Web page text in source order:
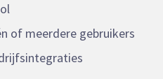
of meerdere gebruikers